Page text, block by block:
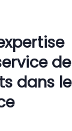
de
dans le